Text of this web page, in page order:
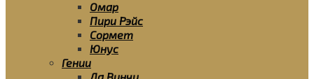
Омар
Пири Рэйс
Сормет
Юнус
Гении